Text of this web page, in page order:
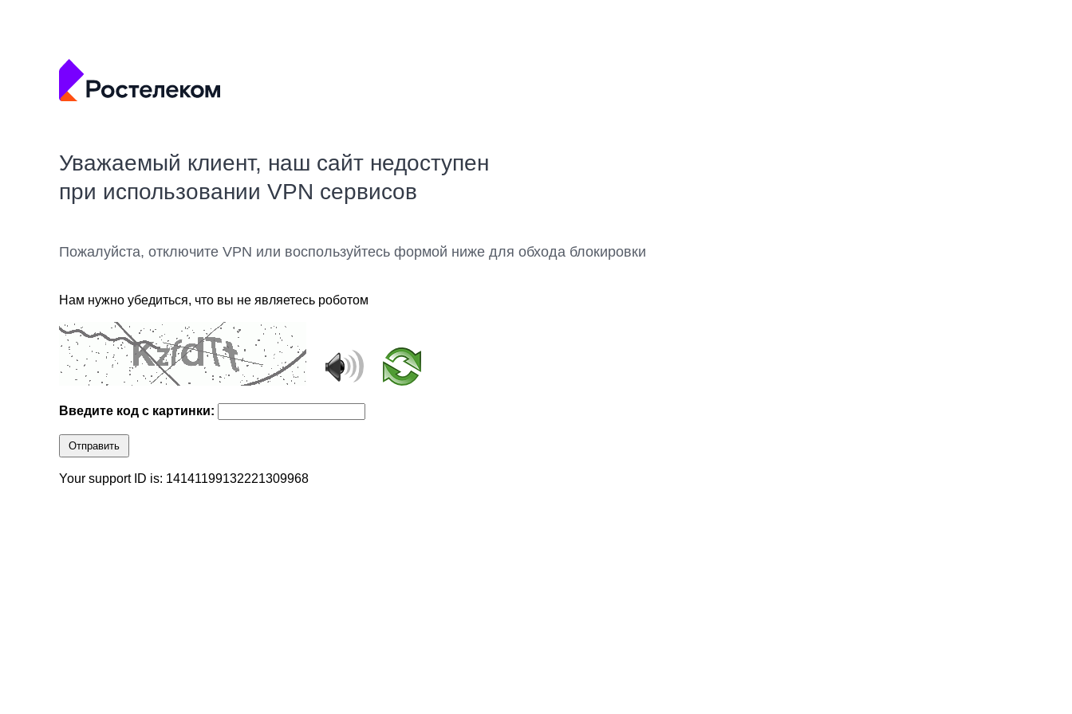
Уважаемый клиент, наш сайт недоступен
при использовании VPN сервисов
Пожалуйста, отключите VPN или воспользуйтесь формой ниже для обхода блокировки
Нам нужно убедиться, что вы не являетесь роботом
Введите код с картинки:
Отправить
Your support ID is: 14141199132221309968